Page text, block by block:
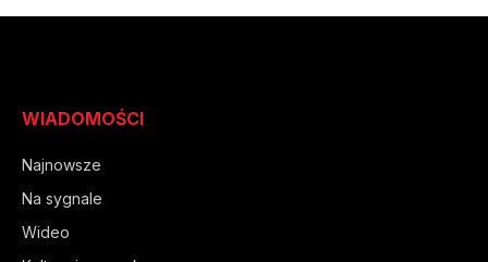
WIADOMOŚCI
Najnowsze
Na sygnale
Wideo